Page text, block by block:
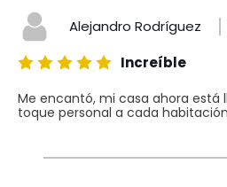
Alejandro Rodríguez
Increíble
Me encantó, mi casa ahora está
toque personal a cada